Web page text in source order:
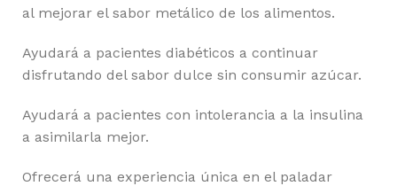
al mejorar el sabor metálico de los alimentos.
Ayudará a pacientes diabéticos a continuar
disfrutando del sabor dulce sin consumir azúcar.
Ayudará a pacientes con intolerancia a la insulina
a asimilarla mejor.
Ofrecerá una experiencia única en el paladar